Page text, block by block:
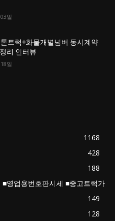
일
트럭+화물개별넘버 동시계약
리 인터뷰
일
1168
428
188
영업용번호판시세 ■중고트럭가
149
128